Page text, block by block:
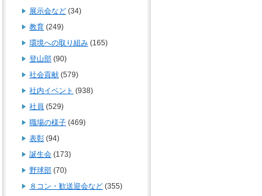
展示会など (34)
教育 (249)
環境への取り組み (165)
登山部 (90)
社会貢献 (579)
社内イベント (938)
社員 (529)
職場の様子 (469)
表彰 (94)
誕生会 (173)
野球部 (70)
８コン・歓送迎会など (355)